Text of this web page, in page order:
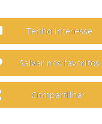
Tenho interesse
Salvar nos favoritos
Compartilhar